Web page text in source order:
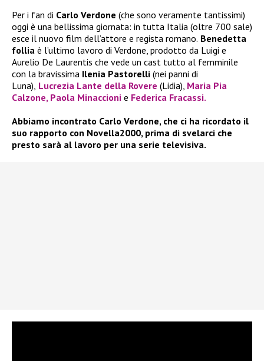
Per i fan di Carlo Verdone (che sono veramente tantissimi)
oggi è una bellissima giornata: in tutta Italia (oltre 700 sale)
esce il nuovo film dell’attore e regista romano. Benedetta
follia è l’ultimo lavoro di Verdone, prodotto da Luigi e
Aurelio De Laurentis che vede un cast tutto al femminile
con la bravissima Ilenia Pastorelli (nei panni di
Luna), Lucrezia Lante della Rovere (Lidia), Maria Pia
Calzone, Paola Minaccioni e Federica Fracassi.
Abbiamo incontrato Carlo Verdone, che ci ha ricordato il
suo rapporto con Novella2000, prima di svelarci che
presto sarà al lavoro per una serie televisiva.